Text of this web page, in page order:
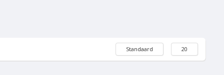
Standaard 20